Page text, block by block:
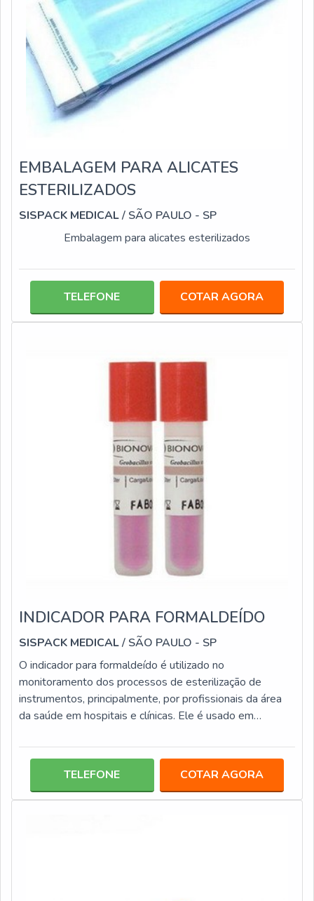
EMBALAGEM PARA ALICATES
ESTERILIZADOS
SISPACK MEDICAL/ SÃO PAULO - SP
Embalagem para alicates esterilizados
TELEFONE COTAR AGORA
INDICADOR PARA FORMALDEÍDO
SISPACK MEDICAL/ SÃO PAULO - SP
O indicador para formaldeído é utilizado no
monitoramento dos processos de esterilização de
instrumentos, principalmente, por profissionais da área
da saúde em hospitais e clínicas. Ele é usado em
tempo de resposta imediata.O INDICADOR QUÍMICO É
encontrado em diversas empresas, mas é importante
que se realize a compra em uma empresa que tenha
TELEFONE COTAR AGORA